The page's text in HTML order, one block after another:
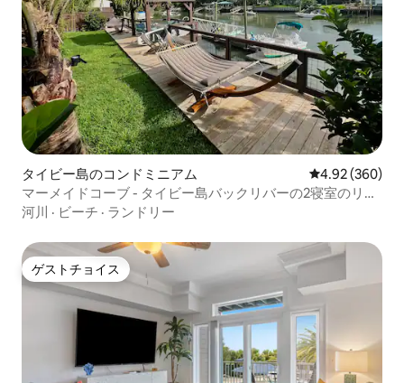
タイビー島のコンドミニアム レビュー360
4.92 (360)
マーメイドコーブ - タイビー島バックリバーの2寝室のリト
リート
河川 · ビーチ · ランドリー
ゲストチョイス
ゲストチョイス